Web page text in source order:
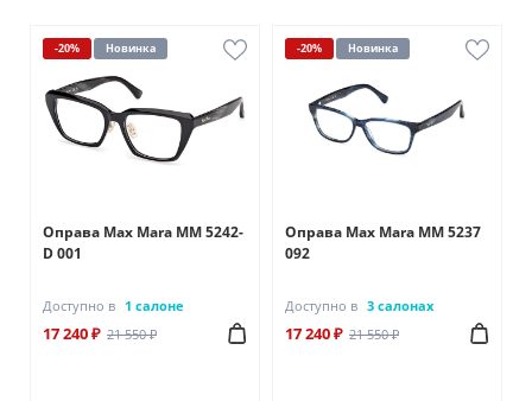
-20% Новинка
Оправа Max Mara MM 5242-
D 001
Доступно в 1 салоне
17 240 ₽ 21 550 ₽
-20% Новинка
Оправа Max Mara MM 5237
092
Доступно в 3 салонах
17 240 ₽ 21 550 ₽